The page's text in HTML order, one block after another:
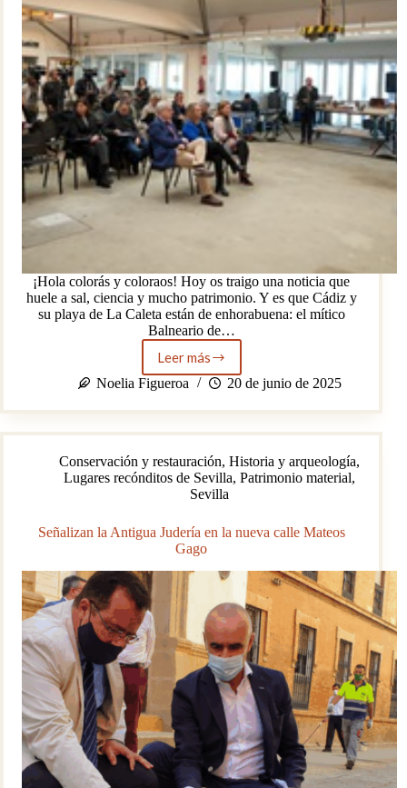
¡Hola colorás y coloraos! Hoy os traigo una noticia que
huele a sal, ciencia y mucho patrimonio. Y es que Cádiz y
su playa de La Caleta están de enhorabuena: el mítico
Balneario de…
Leer más
Más
de
millón
de
para
cuidar
la
bajo
el
mar
Noelia Figueroa 20 de junio de 2025
Conservación y restauración,Historia y arqueología,
Lugares recónditos de Sevilla,Patrimonio material,
Sevilla
Señalizan la Antigua Judería en la nueva calle Mateos
Gago